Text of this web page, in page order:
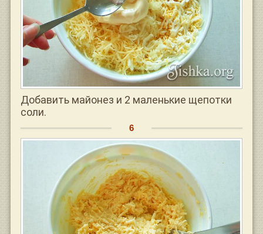
Добавить майонез и 2 маленькие щепотки
соли.